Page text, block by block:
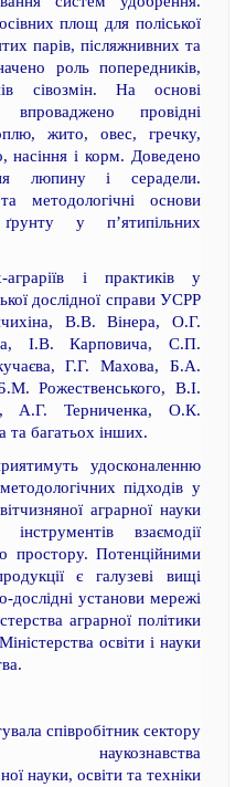
площ для поліської
парів, післяжнивних та
роль попередників,
сівозмін. На основі
впроваджено провідні
жито, овес, гречку,
насіння і корм. Доведено
люпину і серадели.
методологічні основи
у п’ятипільних
аграріїв і практиків у
дослідної справи УСРР
В.В. Вінера, О.Г.
І.В. Карповича, С.П.
Г.Г. Махова, Б.А.
Рожественського, В.І.
А.Г. Терниченка, О.К.
та багатьох інших.
удосконаленню
підходів у
аграрної науки
взаємодії
простору. Потенційними
є галузеві вищі
дослідні установи мережі
аграрної політики
освіти і науки
співробітник сектору
наукознавства
науки, освіти та техніки